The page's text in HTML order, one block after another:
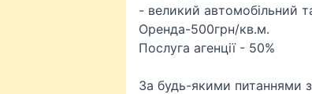
- великий автомобільний
Оренда-500грн/кв.м.
Послуга агенції - 50%
За будь-якими питаннями